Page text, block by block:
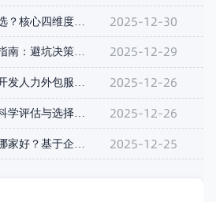
2025-12-30
2025年系统开发服务选择指南：避坑决策框架与市场全景解析 2025-12-29
2025-12-26
2025-12-26
2025-12-25